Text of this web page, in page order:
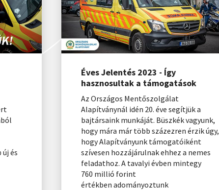
és
Éves Jelentés 2023 - Így
hasznosultak a támogatások
Az Országos Mentőszolgálat
Alapítványnál idén 20. éve segítjük a
bajtársaink munkáját. Büszkék vagyunk,
hogy mára már több százezren érzik úgy,
hogy Alapítványunk támogatóiként
szívesen hozzájárulnak ehhez a nemes
feladathoz. A tavalyi évben mintegy
760 millió forint
értékben adományoztunk